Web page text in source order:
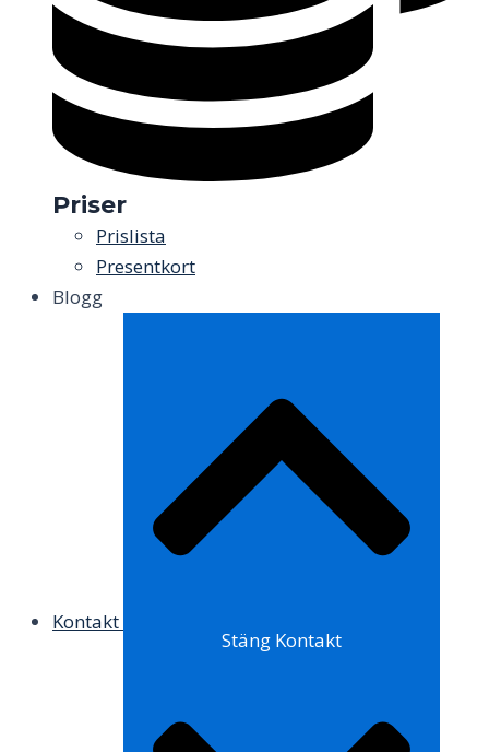
Priser
Prislista
Presentkort
Blogg
Kontakt
Stäng Kontakt